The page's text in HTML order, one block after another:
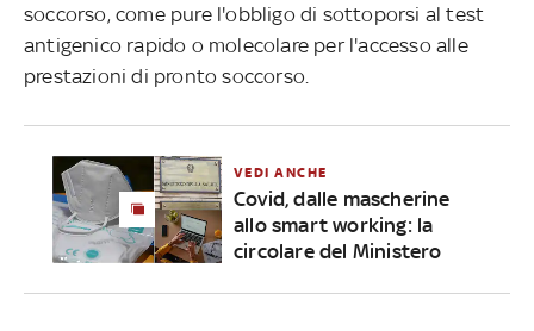
soccorso, come pure l'obbligo di sottoporsi al test
antigenico rapido o molecolare per l'accesso alle
prestazioni di pronto soccorso.
VEDI ANCHE
Covid, dalle mascherine
allo smart working: la
circolare del Ministero